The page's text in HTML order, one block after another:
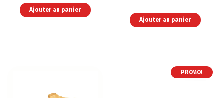
quantité
Ajouter au panier
Ajouter au panier
PROMO!